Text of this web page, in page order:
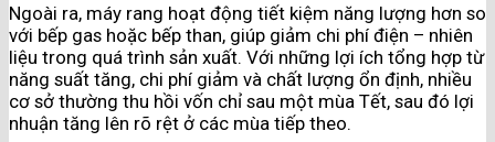
Ngoài ra, máy rang hoạt động tiết kiệm năng lượng hơn so
với bếp gas hoặc bếp than, giúp giảm chi phí điện – nhiên
liệu trong quá trình sản xuất. Với những lợi ích tổng hợp từ
năng suất tăng, chi phí giảm và chất lượng ổn định, nhiều
cơ sở thường thu hồi vốn chỉ sau một mùa Tết, sau đó lợi
nhuận tăng lên rõ rệt ở các mùa tiếp theo.